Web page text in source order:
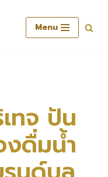
Menu
ทจ ปัน
งดื่มน้ำ